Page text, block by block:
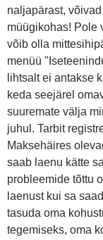
naljapärast,
müügikohas! Pole
võib olla
menüü
lihtsalt ei antakse
keda seejärel
suuremate välja
juhul. Tarbit
Maksehäires
saab laenu kätte
probleemide tõttu
laenust kui sa
tasuda oma
tegemiseks, oma